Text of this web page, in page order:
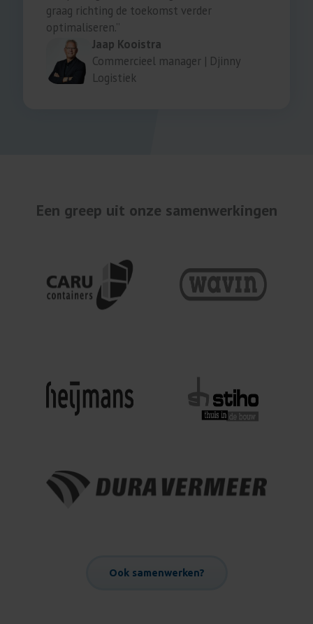
graag richting de toekomst verder
optimaliseren.”
Jaap Kooistra
Commercieel manager | Djinny
Logistiek
Een greep uit onze samenwerkingen
Ook samenwerken?